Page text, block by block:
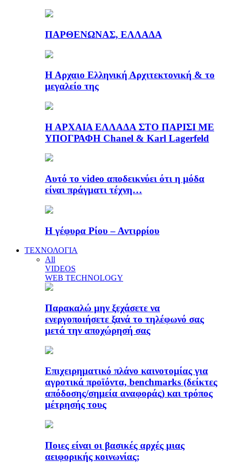
ΠΑΡΘΕΝΩΝΑΣ, ΕΛΛΑΔΑ
Η Αρχαιο Ελληνική Αρχιτεκτονική & το
μεγαλείο της
Η ΑΡΧΑΙΑ ΕΛΛΑΔΑ ΣΤΟ ΠΑΡΙΣΙ ΜΕ
ΥΠΟΓΡΑΦΗ Chanel & Karl Lagerfeld
Αυτό το video αποδεικνύει ότι η μόδα
είναι πράγματι τέχνη…
Η γέφυρα Ρίου – Αντιρρίου
ΤΕΧΝΟΛΟΓΙΑ
All
VIDEOS
WEB TECHNOLOGY
Παρακαλώ μην ξεχάσετε να
ενεργοποιήσετε ξανά το τηλέφωνό σας
μετά την αποχώρησή σας
Επιχειρηματικό πλάνο καινοτομίας για
αγροτικά προϊόντα, benchmarks (δείκτες
απόδοσης/σημεία αναφοράς) και τρόπος
μέτρησής τους
Ποιες είναι οι βασικές αρχές μιας
αειφορικής κοινωνίας;